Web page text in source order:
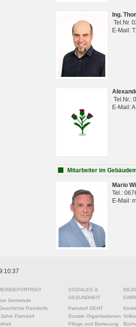
Ing.
Tel.Nr.
E-Mail:
Tel.Nr.:
E-Mail:
Mitarbeiter im
Mario
Tel.:
E-Mail:
Gemeinde
Parndorfs
Parndorf
SOZIALES &
GESUNDHEIT
Parndorf GEHT
Soziale Organisationen
Pflege und Betreuung